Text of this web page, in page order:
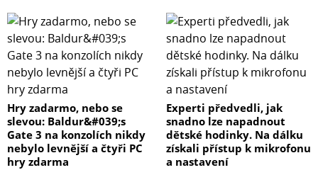
Hry zadarmo, nebo se
slevou: Baldur&#039;s
Gate 3 na konzolích nikdy
nebylo levnější a čtyři PC
hry zdarma
Experti předvedli, jak
snadno lze napadnout
dětské hodinky. Na dálku
získali přístup k mikrofonu
a nastavení